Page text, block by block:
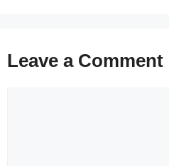
Leave a Comment